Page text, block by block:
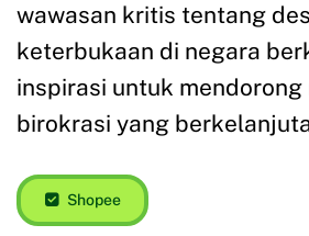
wawasan kritis tentang
keterbukaan di negara
inspirasi untuk
birokrasi yang
Shopee